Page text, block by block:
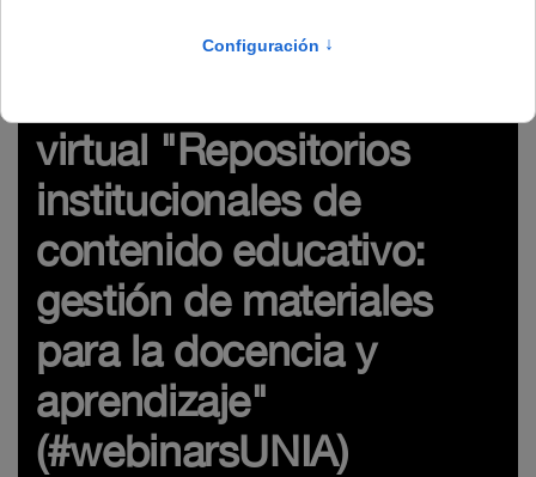
virtual "Repositorios
institucionales de
contenido educativo:
gestión de materiales
para la docencia y
aprendizaje"
(#webinarsUNIA)